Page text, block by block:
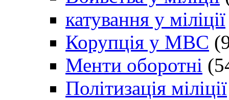
катування у міліції
Корупція у МВС
Менти оборотні
Політизація міліції